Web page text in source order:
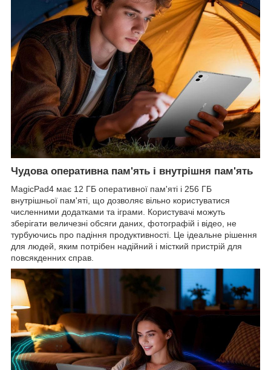
Чудова оперативна пам'ять і внутрішня пам'ять
MagicPad4 має 12 ГБ оперативної пам'яті і 256 ГБ
внутрішньої пам'яті, що дозволяє вільно користуватися
численними додатками та іграми. Користувачі можуть
зберігати величезні обсяги даних, фотографій і відео, не
турбуючись про падіння продуктивності. Це ідеальне рішення
для людей, яким потрібен надійний і місткий пристрій для
повсякденних справ.